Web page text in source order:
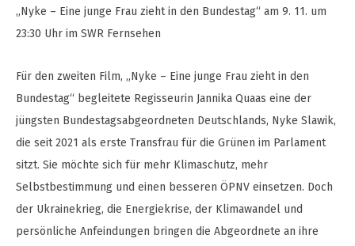
„Nyke – Eine junge Frau zieht in den Bundestag“ am 9. 11. um
23:30 Uhr im SWR Fernsehen
Für den zweiten Film, „Nyke – Eine junge Frau zieht in den
Bundestag“ begleitete Regisseurin Jannika Quaas eine der
jüngsten Bundestagsabgeordneten Deutschlands, Nyke Slawik,
die seit 2021 als erste Transfrau für die Grünen im Parlament
sitzt. Sie möchte sich für mehr Klimaschutz, mehr
Selbstbestimmung und einen besseren ÖPNV einsetzen. Doch
der Ukrainekrieg, die Energiekrise, der Klimawandel und
persönliche Anfeindungen bringen die Abgeordnete an ihre